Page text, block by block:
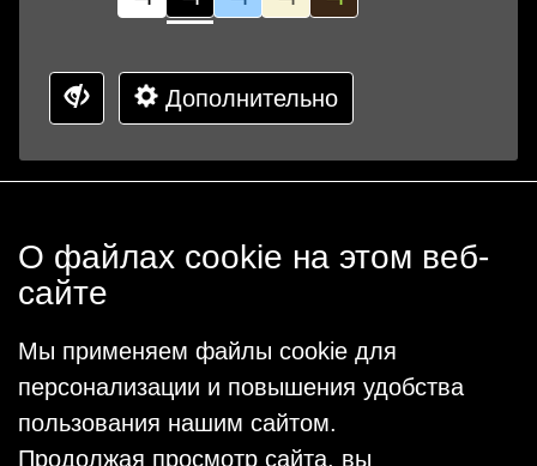
Дополнительно
О файлах cookie на этом веб-
сайте
Мы применяем файлы cookie для
персонализации и повышения удобства
пользования нашим сайтом.
Продолжая просмотр сайта, вы